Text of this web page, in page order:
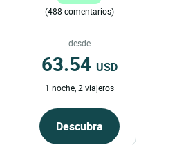
(488 comentarios)
desde
63.54 USD
1 noche, 2 viajeros
Descubra